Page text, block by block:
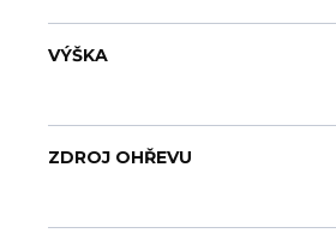
VÝŠKA
ZDROJ OHŘEVU